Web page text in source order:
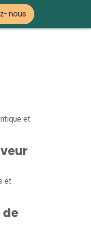
nous
et
et
de